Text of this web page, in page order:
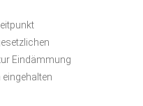
Eindämmung